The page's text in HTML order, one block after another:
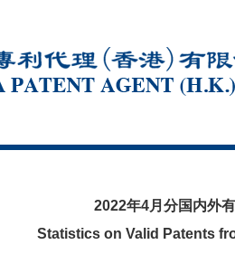
2022年4月分国内外
Statistics on Valid Patents